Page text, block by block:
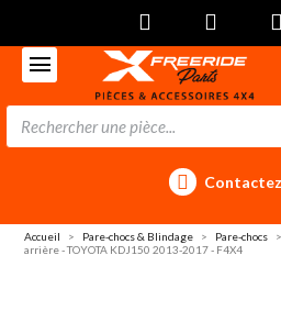
Accueil Pare-chocs & Blindage Pare-chocs
arrière - TOYOTA KDJ150 2013-2017 - F4X4